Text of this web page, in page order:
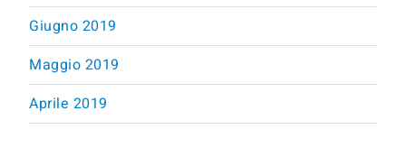
Giugno 2019
Maggio 2019
Aprile 2019